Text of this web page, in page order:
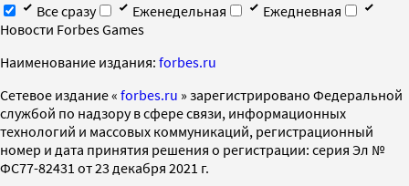
Все сразу
Еженедельная
Ежедневная
Новости Forbes Games
Наименование издания: forbes.ru
Cетевое издание « forbes.ru » зарегистрировано Федеральной
службой по надзору в сфере связи, информационных
технологий и массовых коммуникаций, регистрационный
номер и дата принятия решения о регистрации: серия Эл №
ФС77-82431 от 23 декабря 2021 г.